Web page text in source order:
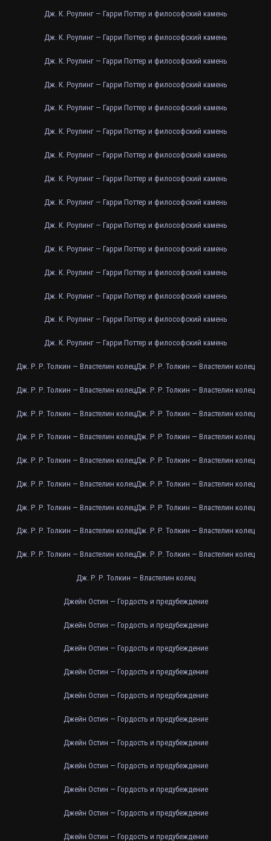
Дж. К. Роулинг — Гарри Поттер и философский камень
Дж. К. Роулинг — Гарри Поттер и философский камень
Дж. К. Роулинг — Гарри Поттер и философский камень
Дж. К. Роулинг — Гарри Поттер и философский камень
Дж. К. Роулинг — Гарри Поттер и философский камень
Дж. К. Роулинг — Гарри Поттер и философский камень
Дж. К. Роулинг — Гарри Поттер и философский камень
Дж. К. Роулинг — Гарри Поттер и философский камень
Дж. К. Роулинг — Гарри Поттер и философский камень
Дж. К. Роулинг — Гарри Поттер и философский камень
Дж. К. Роулинг — Гарри Поттер и философский камень
Дж. К. Роулинг — Гарри Поттер и философский камень
Дж. К. Роулинг — Гарри Поттер и философский камень
Дж. К. Роулинг — Гарри Поттер и философский камень
Дж. К. Роулинг — Гарри Поттер и философский камень
Дж. Р. Р. Толкин — Властелин колецДж. Р. Р. Толкин — Властелин колец
Дж. Р. Р. Толкин — Властелин колецДж. Р. Р. Толкин — Властелин колец
Дж. Р. Р. Толкин — Властелин колецДж. Р. Р. Толкин — Властелин колец
Дж. Р. Р. Толкин — Властелин колецДж. Р. Р. Толкин — Властелин колец
Дж. Р. Р. Толкин — Властелин колецДж. Р. Р. Толкин — Властелин колец
Дж. Р. Р. Толкин — Властелин колецДж. Р. Р. Толкин — Властелин колец
Дж. Р. Р. Толкин — Властелин колецДж. Р. Р. Толкин — Властелин колец
Дж. Р. Р. Толкин — Властелин колецДж. Р. Р. Толкин — Властелин колец
Дж. Р. Р. Толкин — Властелин колецДж. Р. Р. Толкин — Властелин колец
Дж. Р. Р. Толкин — Властелин колец
Джейн Остин — Гордость и предубеждение
Джейн Остин — Гордость и предубеждение
Джейн Остин — Гордость и предубеждение
Джейн Остин — Гордость и предубеждение
Джейн Остин — Гордость и предубеждение
Джейн Остин — Гордость и предубеждение
Джейн Остин — Гордость и предубеждение
Джейн Остин — Гордость и предубеждение
Джейн Остин — Гордость и предубеждение
Джейн Остин — Гордость и предубеждение
Джейн Остин — Гордость и предубеждение